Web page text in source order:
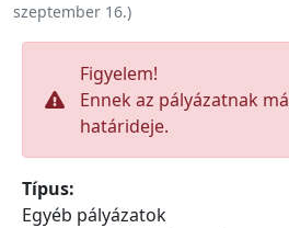
szeptember 16.)
Figyelem!
Ennek az pályázatnak
határideje.
Típus:
Egyéb pályázatok